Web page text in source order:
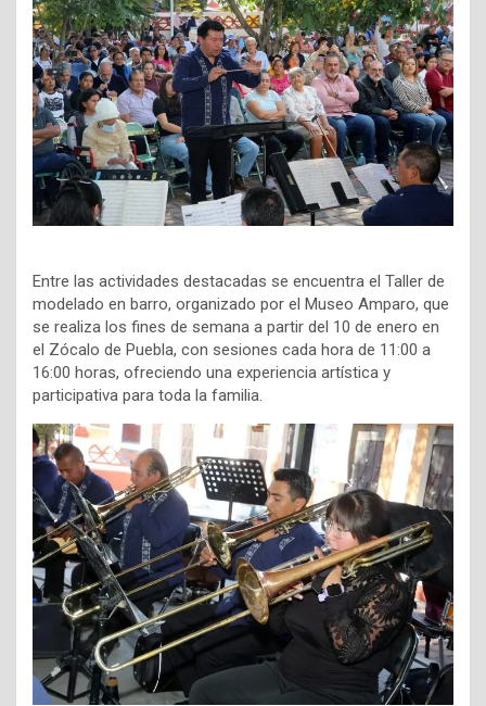
Entre las actividades destacadas se encuentra el Taller de
modelado en barro, organizado por el Museo Amparo, que
se realiza los fines de semana a partir del 10 de enero en
el Zócalo de Puebla, con sesiones cada hora de 11:00 a
16:00 horas, ofreciendo una experiencia artística y
participativa para toda la familia.